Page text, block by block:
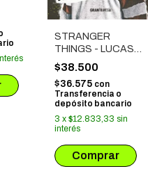
STRANGER
THINGS - LUCAS
EN LA CUERDA
FLOJA
$38.500
$36.575 con
Transferencia o
depósito bancario
3 x $12.833,33 sin
interés